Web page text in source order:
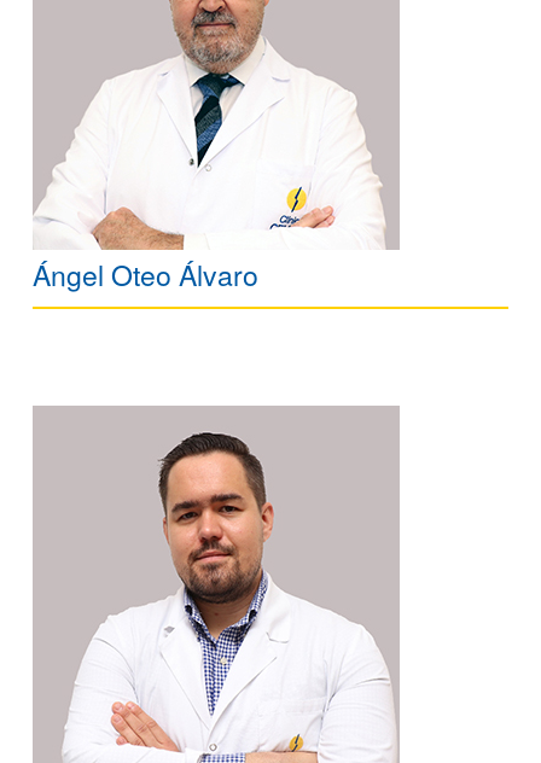
Ángel Oteo Álvaro